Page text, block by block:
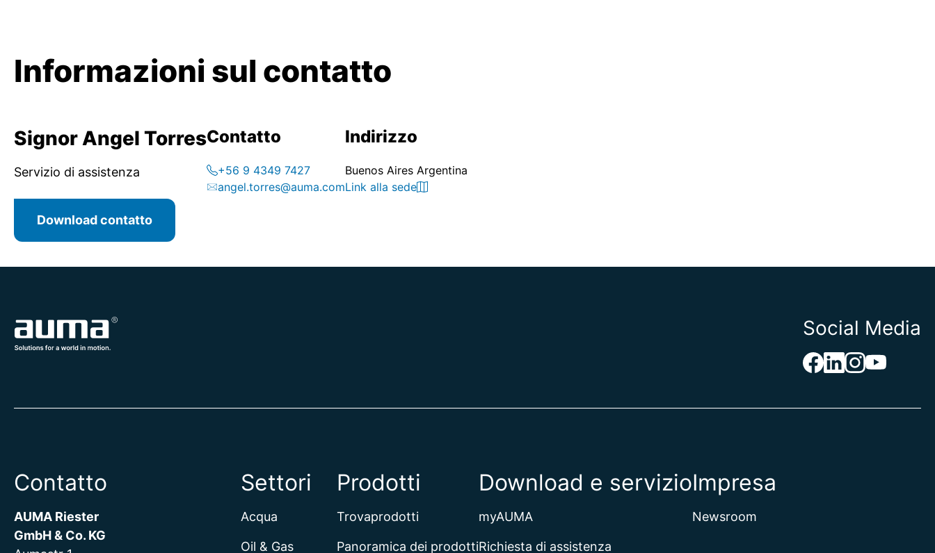
Informazioni sul contatto
Signor Angel Torres
Servizio di assistenza
Download contatto
Contatto
+56 9 4349 7427
angel.torres@auma.com
Indirizzo
Buenos Aires Argentina
Link alla sede
Social Media
Contatto
AUMA Riester
GmbH & Co. KG
Settori
Acqua
Oil & Gas
Prodotti
Trovaprodotti
Panoramica dei prodotti
Download e servizio
myAUMA
Richiesta di assistenza
Impresa
Newsroom